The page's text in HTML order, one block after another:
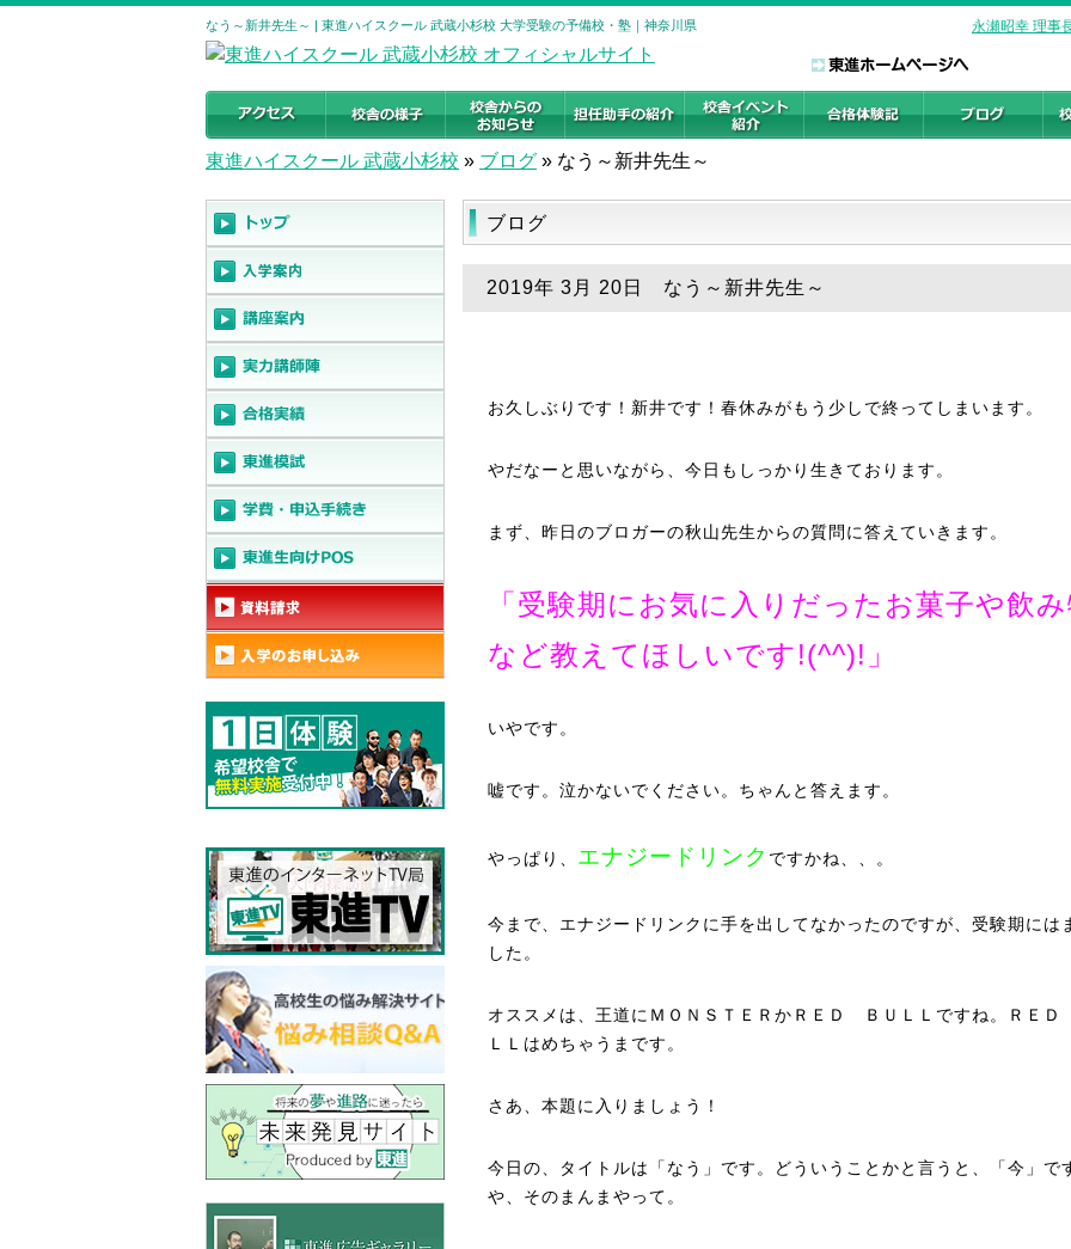
なう～新井先生～ | 東進ハイスクール 武蔵小杉校 大学受験の予備校・塾｜神奈川県 永瀬昭幸 理事
東進ハイスクール 武蔵小杉校 » ブログ » なう～新井先生～
ブログ
2019年 3月 20日 なう～新井先生～
お久しぶりです！新井です！春休みがもう少しで終ってしまいます。
やだなーと思いながら、今日もしっかり生きております。
まず、昨日のブロガーの秋山先生からの質問に答えていきます。
「受験期にお気に入りだったお菓子や飲
など教えてほしいです!(^^)!」
いやです。
嘘です。泣かないでください。ちゃんと答えます。
やっぱり、 エナジードリンク ですかね、、。
今まで、エナジードリンクに手を出してなかったのですが、受験期には
した。
オススメは、王道にＭＯＮＳＴＥＲかＲＥＤ ＢＵＬＬですね。ＲＥ
ＬＬはめちゃうまです。
さあ、本題に入りましょう！
今日の、タイトルは「なう」です。どういうことかと言うと、「今」で
や、そのまんまやって。